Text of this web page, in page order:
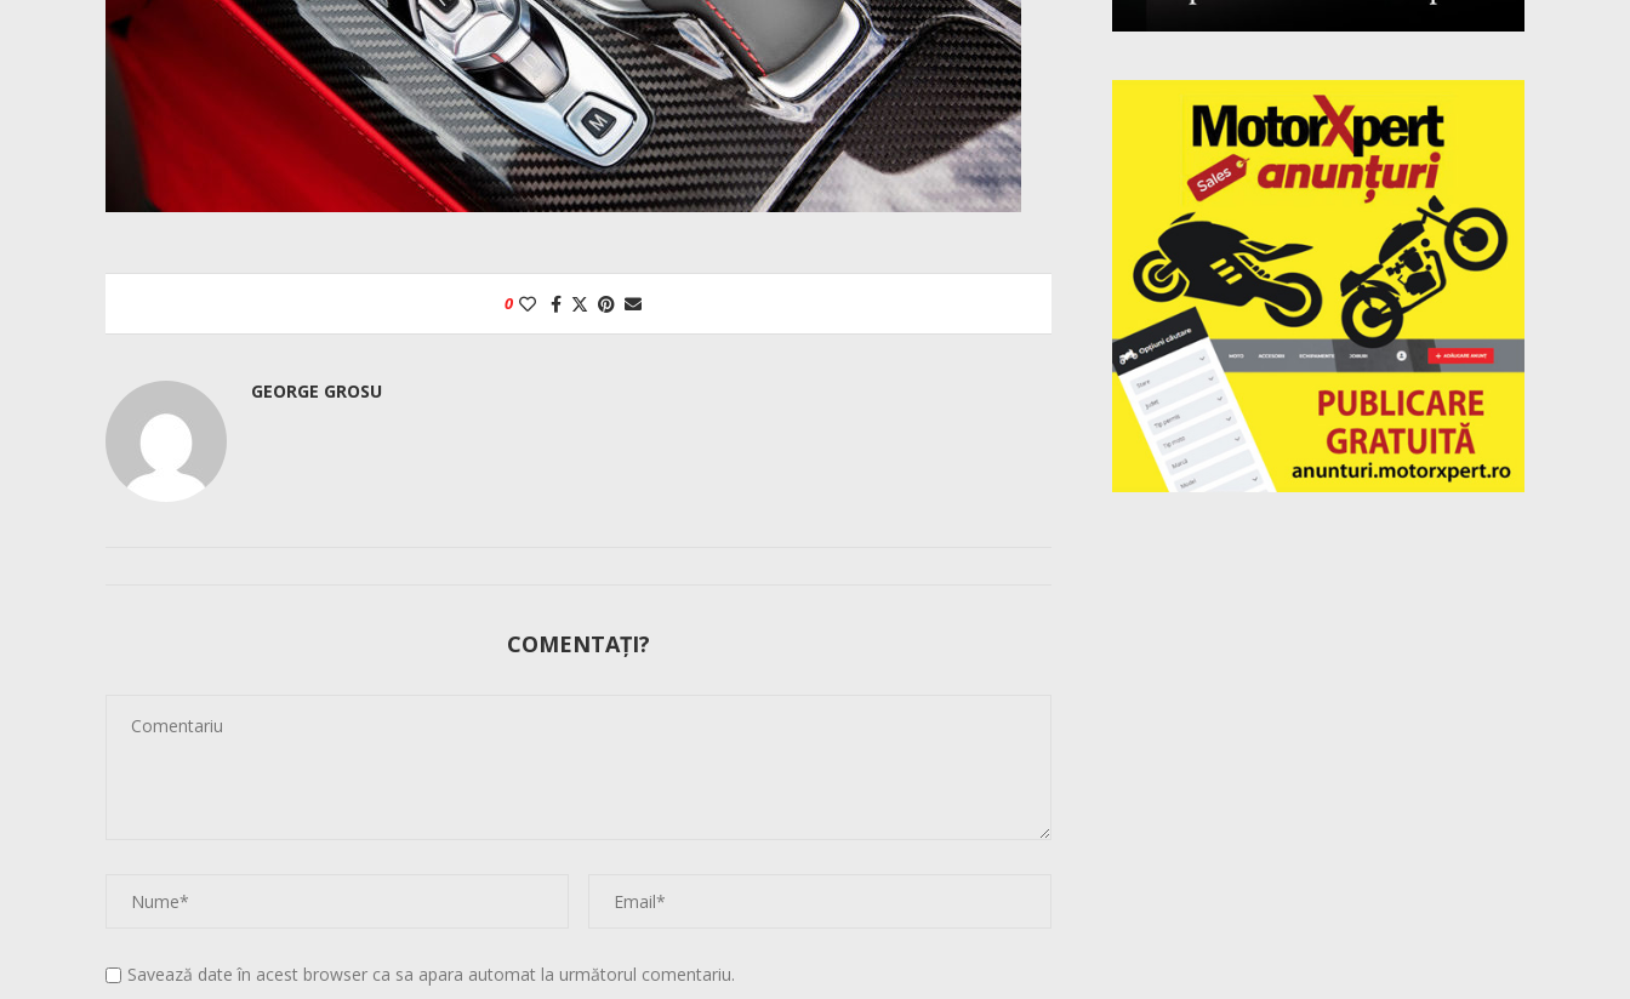
0
GEORGE GROSU
COMENTAȚI?
Savează date în acest browser ca sa apara automat la următorul comentariu.